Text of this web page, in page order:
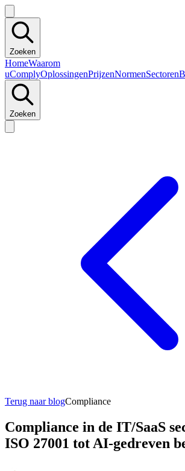
Zoeken
HomeWaarom
uComplyOplossingenPrijzenNormenSectoren
Zoeken
Terug naar blogCompliance
Compliance in de IT/SaaS
ISO 27001 tot AI-gedreven